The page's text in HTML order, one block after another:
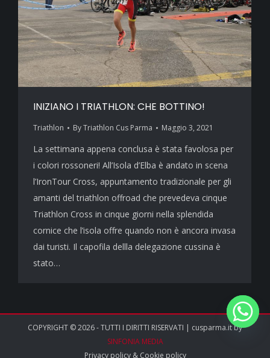
INIZIANO I TRIATHLON: CHE BOTTINO!
Triathlon ByTriathlon Cus Parma Maggio 3, 2021
La settimana appena conclusa è stata favolosa per
i colori rossoneri! All’Isola d’Elba è andato in scena
l’IronTour Cross, appuntamento tradizionale per gli
amanti del triathlon offroad che prevedeva cinque
Triathlon Cross in cinque giorni nella splendida
cornice che l’isola offre quando non è ancora invasa
dai turisti. Il capofila dellla delegazione cussina è
stato…
COPYRIGHT © 2026 - TUTTI I DIRITTI RISERVATI | cusparma.it by
SINFONIA MEDIA
Privacy policy& Cookie policy